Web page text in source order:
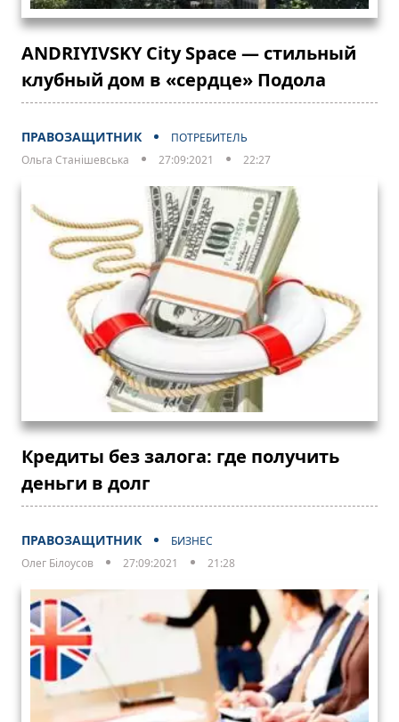
ANDRIYIVSKY City Space — стильный
клубный дом в «сердце» Подола
ПРАВОЗАЩИТНИК
ПОТРЕБИТЕЛЬ
Ольга Станішевська
27:09:2021 22:27
Кредиты без залога: где получить
деньги в долг
ПРАВОЗАЩИТНИК
БИЗНЕС
Олег Білоусов
27:09:2021 21:28